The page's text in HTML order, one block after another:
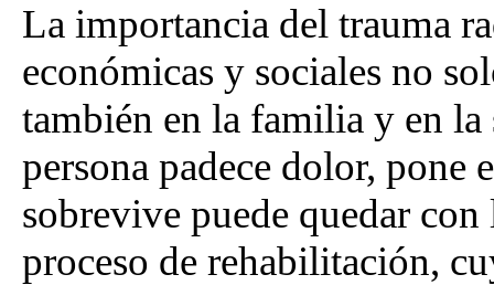
La importancia del trauma
económicas y sociales no
también en la familia y en
persona padece dolor, pone
sobrevive puede quedar
proceso de rehabilitación,